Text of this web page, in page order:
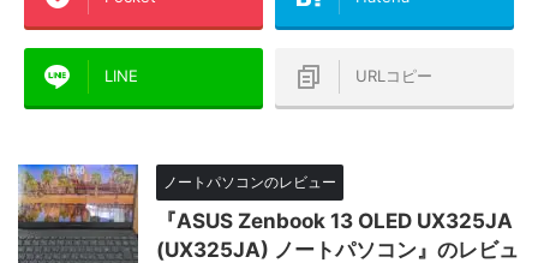
LINE URLコピー
ノートパソコンのレビュー
『ASUS Zenbook 13 OLED UX325JA
(UX325JA) ノートパソコン』のレビュ